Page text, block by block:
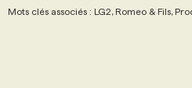
Mots clés associés : LG2, Romeo & Fils,